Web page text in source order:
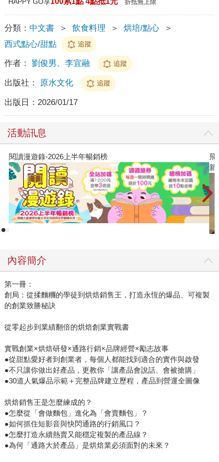
折抵無上限
分類： 中文書 ＞ 飲食料理 ＞ 烘培/點心
＞
西式點心/甜點
追蹤
作者： 劉俊男、李宜融 追蹤
出版社： 原水文化 追蹤
出版日： 2026/01/17
活動訊息
閱讀漫遊錄-2026上半年暢銷榜
飛
新
內容簡介
第一冊：
創局：從揉麵糰的學徒到烘焙銷售王，打造永恆的爆品、可複製
的創業致勝秘訣
從零起步到業績翻倍的烘焙創業實戰書
實戰創業×烘焙研發×通路行銷×品牌經營×勵志故事
●從甜點愛好者到創業者，每個人都能找到適合的實作與啟發
●不只讓你做出好產品，更教你「讓產品會說話、會被搶購」
●30道人氣爆品示範＋完整品牌建立歷程，產品到營運全圖像
烘焙銷售王是怎麼練成的？
●怎麼從「會做麵包」進化為「會賣麵包」？
●如何抓住短影音與快閃通路的行銷風口？
●怎麼打造永續熱賣又能穩定複製的產品線？
●為何「通路大於產品」是烘焙業必須面對的未來？